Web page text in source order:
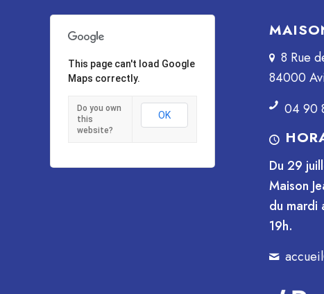
This page can't load Google
Maps correctly.
Do you own
this
website?
OK
8 Rue
84000
04 90
Du 29
Maison
du mardi
19h.